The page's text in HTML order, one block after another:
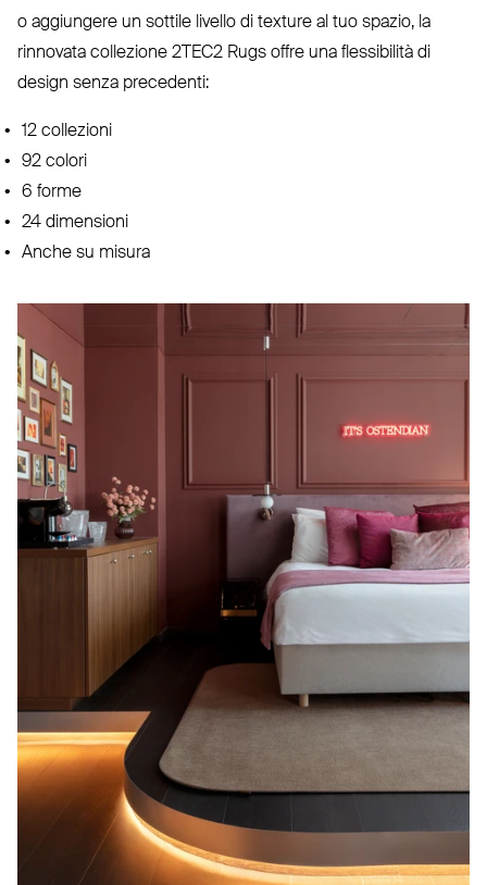
o aggiungere un sottile livello di texture al tuo spazio, la
rinnovata col­lezione 2TEC2 Rugs offre una fles­sibilità di
design senza precedenti:
12 col­lezioni
92 colori
6 forme
24 dimensioni
Anche su misura